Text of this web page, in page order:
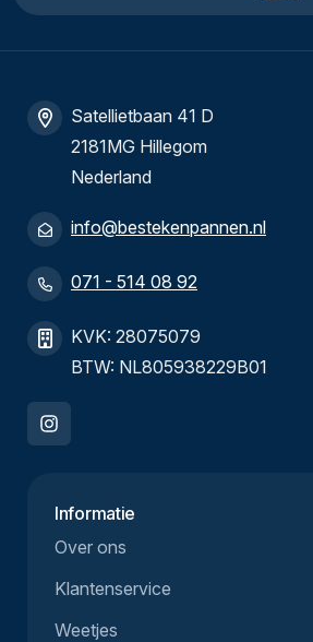
Satellietbaan 41 D
2181MG Hillegom
Nederland
info@bestekenpannen.nl
071 - 514 08 92
KVK: 28075079
BTW: NL805938229B01
Informatie
Over ons
Klantenservice
Weetjes